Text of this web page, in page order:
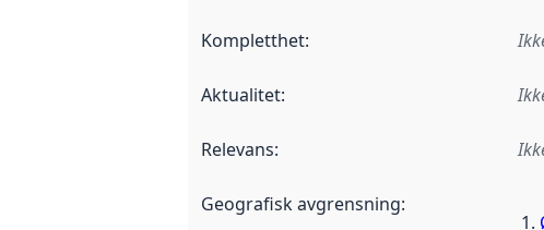
Kompletthet:
Aktualitet:
Relevans:
Geografisk avgrensning: